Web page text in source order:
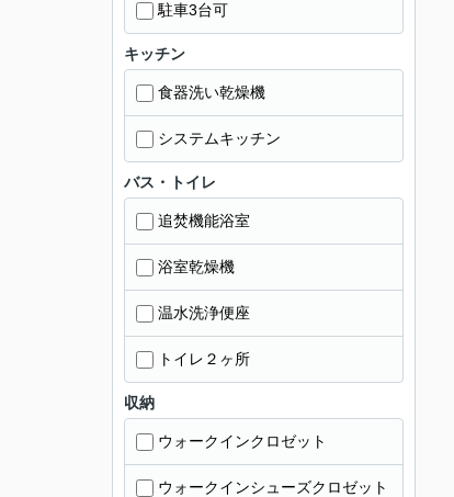
駐車3台可
キッチン
食器洗い乾燥機
システムキッチン
バス・トイレ
追焚機能浴室
浴室乾燥機
温水洗浄便座
トイレ２ヶ所
収納
ウォークインクロゼット
ウォークインシューズクロゼット